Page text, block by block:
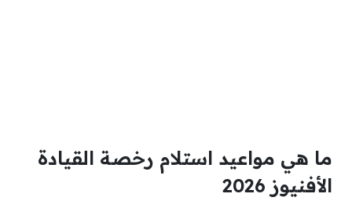
ما هي مواعيد استلام رخصة القيادة
الأفنيوز 2026